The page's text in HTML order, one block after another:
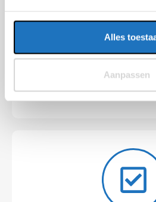
Alles
Aanpassen
Altijd een
In onze offertes zijn parkeer-,